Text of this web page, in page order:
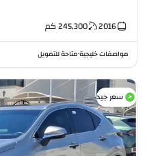
2016
245,300كم
مواصفات خليجية•متاحة للتمويل
سعر جيد